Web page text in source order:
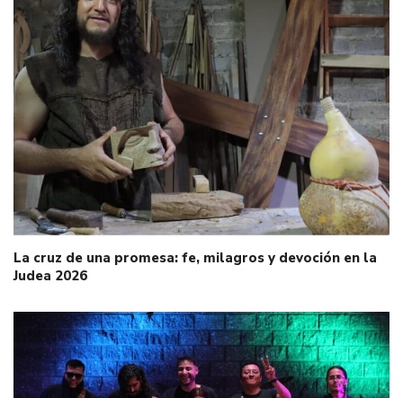
La cruz de una promesa: fe, milagros y devoción en la
Judea 2026